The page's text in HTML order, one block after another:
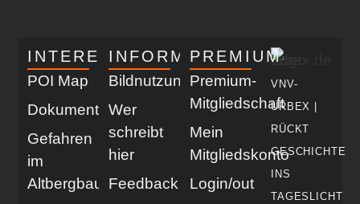
VNV-
URBEX |
RÜCKT
GESCHICHTE
INS
TAGESLICHT
INTERESSANT
POI Map
Dokumentationen
Gefahren
im
Altbergbau
INFORMATIV
Bildnutzung
Wer
schreibt
hier
Feedback
PREMIUM
Premium-
Mitgliedschaft
Mein
Mitgliedskonto
Login/out